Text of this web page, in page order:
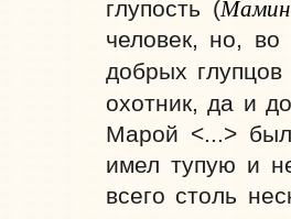
глупость (
человек, но,
добрых глупцов
охотник, да и
Марой <...>
имел тупую и
всего столь